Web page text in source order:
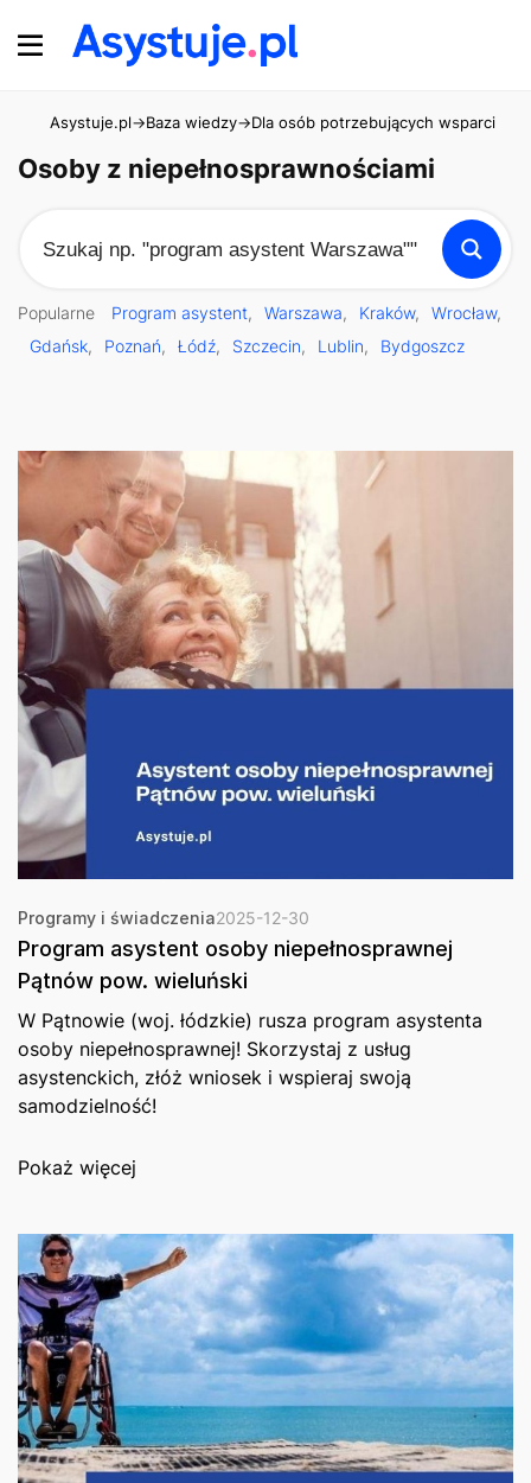
Asystuje.pl→Baza wiedzy→Dla osób potrzebujących wsparcia
Osoby z niepełnosprawnościami
Popularne Program asystent Warszawa Kraków
Wrocław
Gdańsk
Poznań Łódź Szczecin Lublin Bydgoszcz
Programy i świadczenia2025-12-30
Program asystent osoby niepełnosprawnej
Pątnów pow. wieluński
W Pątnowie (woj. łódzkie) rusza program asystenta
osoby niepełnosprawnej! Skorzystaj z usług
asystenckich, złóż wniosek i wspieraj swoją
samodzielność!
Pokaż więcej